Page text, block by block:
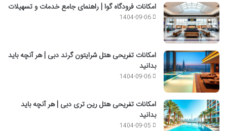
امکانات فرودگاه گوا | راهنمای جامع خدمات و تسهیلات
1404-09-06
امکانات تفریحی هتل شرایتون گرند دبی | هر آنچه باید
بدانید
1404-09-06
امکانات تفریحی هتل رین تری دبی | هر آنچه باید
بدانید
1404-09-05